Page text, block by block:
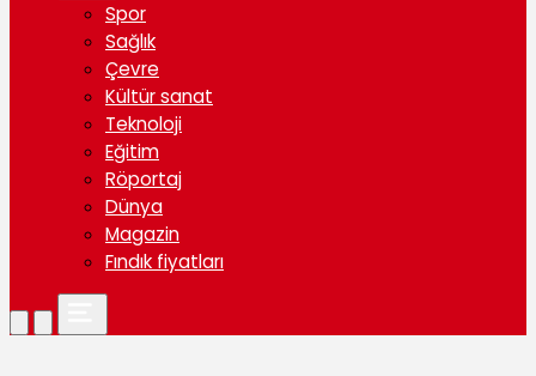
Spor
Sağlık
Çevre
Kültür sanat
Teknoloji
Eğitim
Röportaj
Dünya
Magazin
Fındık fiyatları